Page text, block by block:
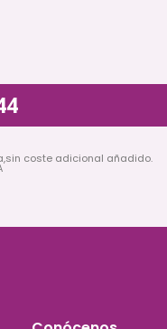
coste adicional añadido.